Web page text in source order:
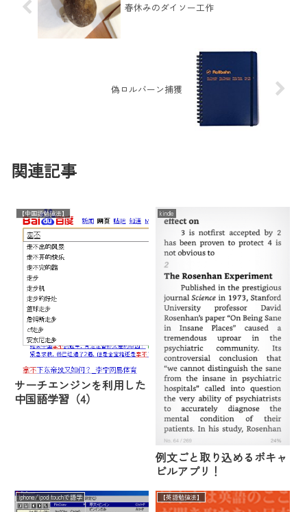
春休みのダイソー工作
偽ロルバーン捕獲
関連記事
【中国語勉強法】
サーチエンジンを利用した
中国語学習（4）
kindle
例文ごと取り込めるボキャ
ビルアプリ！
iphone/ipod touchで語学 【英語勉強法】